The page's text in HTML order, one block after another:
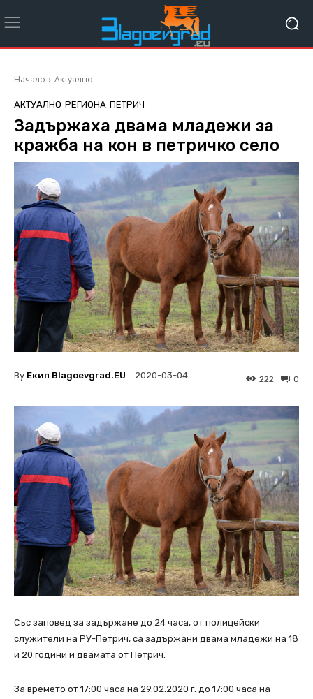
Начало Актуално
АКТУАЛНО РЕГИОНА ПЕТРИЧ
Задържаха двама младежи за
кражба на кон в петричко село
By Екип Blagoevgrad.EU 2020-03-04 0
222
Със заповед за задържане до 24 часа, от полицейски
служители на РУ-Петрич, са задържани двама младежи на 18
и 20 години и двамата от Петрич.
За времето от 17:00 часа на 29.02.2020 г. до 17:00 часа на